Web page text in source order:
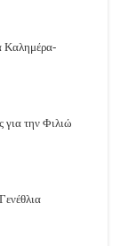
Καλημέρα-
για την Φιλιώ